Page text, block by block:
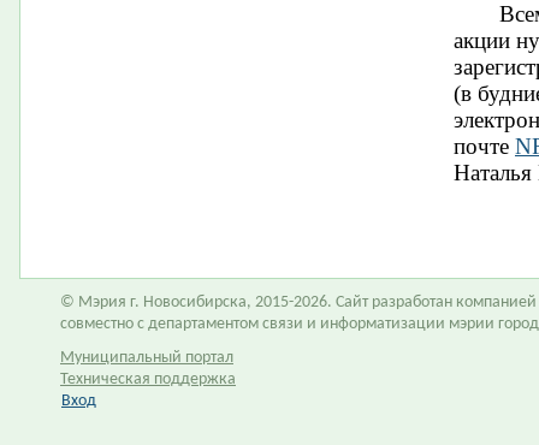
акции
(в
почте
© Мэрия г. Новосибирска, 2015-2026. Сайт разработан компанией
совместно с департаментом связи и информатизации мэрии
Муниципальный портал
Техническая поддержка
Вход